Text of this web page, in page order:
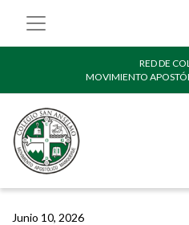
RED DE
MOVIMIENTO
Junio 10, 2026